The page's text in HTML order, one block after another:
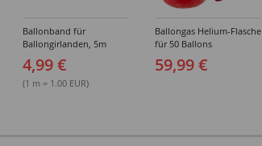
Ballonband für
Ballongirlanden, 5m
Deko-Band aus PVC
4,99 €
(1 m = 1.00 EUR)
Ballongas Helium-Flasche
für 50 Ballons
59,99 €